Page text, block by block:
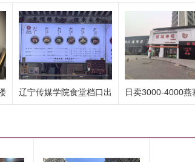
辽宁传媒学院食堂档口出 日卖3000-4000燕